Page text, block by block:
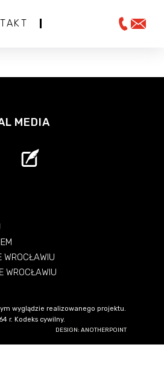
MEDIA
WROCŁAWIU
WROCŁAWIU
wyglądzie realizowanego projektu.
r. Kodeks cywilny.
DESIGN: ANOTHERPOINT